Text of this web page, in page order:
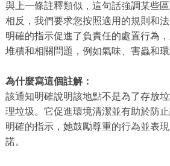
與上一條註釋類似，這句話強調某些區
相反，我們要求您按照適用的規則和
明確的指示促進了負責任的處置行為
堆積和相關問題，例如氣味、害蟲和環
為什麼寫這個註解：
該通知明確說明該地點不是為了存放
理垃圾。它促進環境清潔並有助於防
明確的指示，她鼓勵尊重的行為並表
諾。